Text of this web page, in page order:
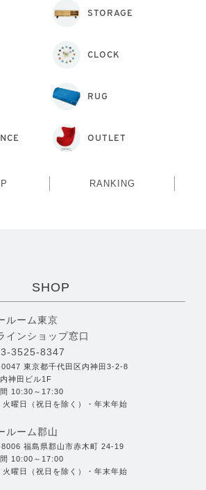
STORAGE
CLOCK
RUG
OUTLET
RANKING
SHOP
ルーム東京
インショップ窓口
3525-8347
東京都千代田区内神田3-2-8
神田ビル1F
10:30～17:30
火曜日（祝日を除く）・年末年始
ルーム郡山
福島県郡山市赤木町 24-19
10:00～17:00
火曜日（祝日を除く）・年末年始